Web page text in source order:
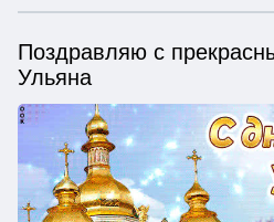
Поздравляю с
Ульяна